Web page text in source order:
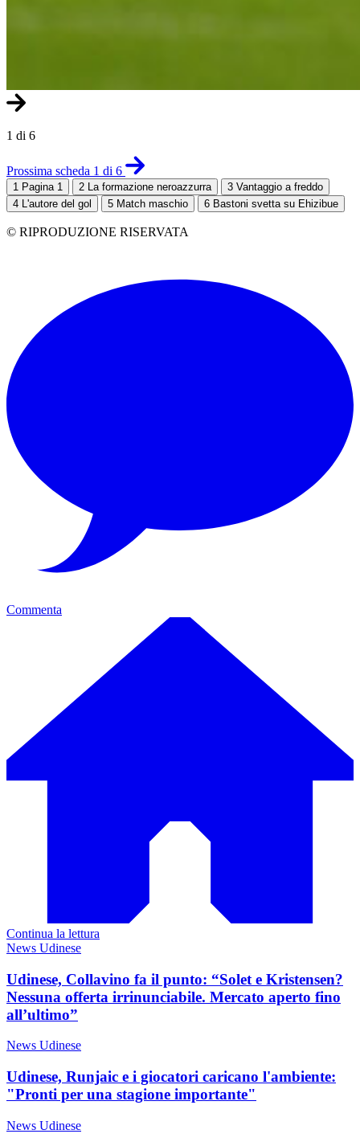
1 di 6
Prossima scheda 1 di 6
1 Pagina 1 2 La formazione neroazzurra 3 Vantaggio a freddo
4 L'autore del gol 5 Match maschio 6 Bastoni svetta su Ehizibue
© RIPRODUZIONE RISERVATA
Commenta
Continua la lettura
News Udinese
Udinese, Collavino fa il punto: “Solet e Kristensen?
Nessuna offerta irrinunciabile. Mercato aperto fino
all’ultimo”
News Udinese
Udinese, Runjaic e i giocatori caricano l'ambiente:
"Pronti per una stagione importante"
News Udinese